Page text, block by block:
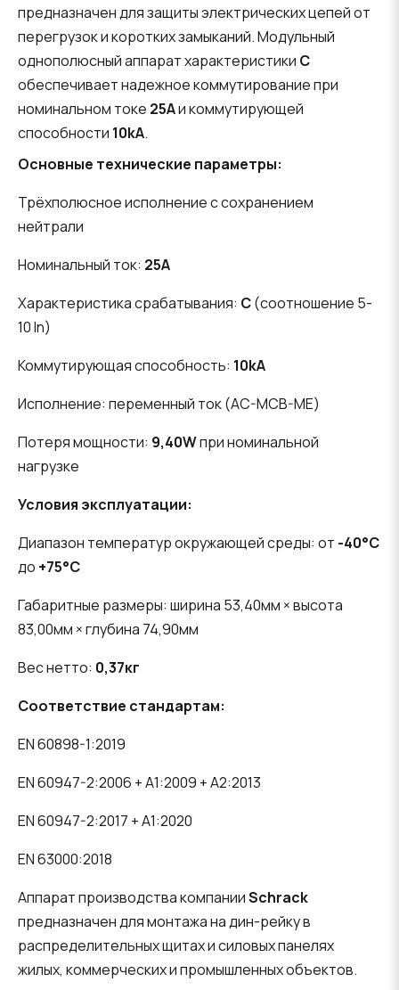
предназначен для защиты электрических цепей от
перегрузок и коротких замыканий. Модульный
однополюсный аппарат характеристики C
обеспечивает надежное коммутирование при
номинальном токе 25Aи коммутирующей
способности 10kA.
Основные технические параметры:
Трёхполюсное исполнение с сохранением
нейтрали
Номинальный ток: 25A
Характеристика срабатывания: C(соотношение 5-
10 In)
Коммутирующая способность: 10kA
Исполнение: переменный ток (AC-MCB-ME)
Потеря мощности: 9,40Wпри номинальной
нагрузке
Условия эксплуатации:
Диапазон температур окружающей среды: от -40°C
до +75°C
Габаритные размеры: ширина 53,40мм × высота
83,00мм × глубина 74,90мм
Вес нетто: 0,37кг
Соответствие стандартам:
EN 60898-1:2019
EN 60947-2:2006 + A1:2009 + A2:2013
EN 60947-2:2017 + A1:2020
EN 63000:2018
Аппарат производства компанииSchrack
предназначен для монтажа на дин-рейку в
распределительных щитах и силовых панелях
жилых, коммерческих и промышленных объектов.